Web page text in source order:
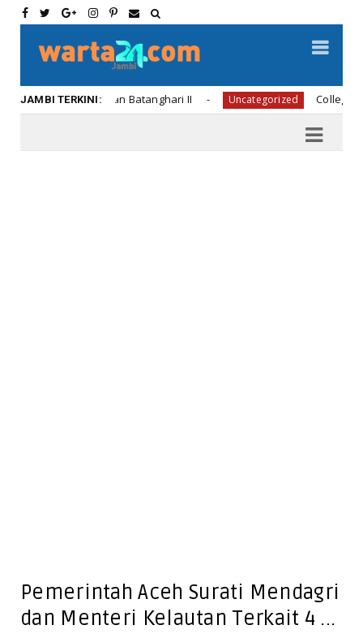
JAMBI TERKINI:
Jembatan Batanghari II Uncategorized College,
Pemerintah Aceh Surati Mendagri
dan Menteri Kelautan Terkait 4 ...